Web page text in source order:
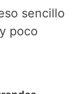
sencillo
poco